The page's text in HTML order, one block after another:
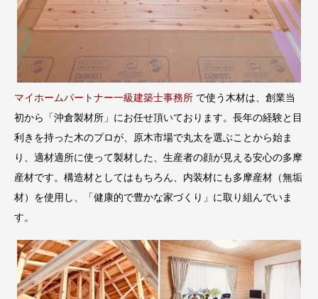
マイホームパートナー一級建築士事務所 で使う木材は、創業当
初から「沖倉製材所」にお任せ頂いております。長年の経験と目
利きを持った木のプロが、原木市場で丸太を選ぶことから始ま
り、適材適所に使って製材した、生産者の顔が見える安心の多摩
産材です。構造材としてはもちろん、内装材にも多摩産材（無垢
材）を使用し、「健康的で豊かな家づくり」に取り組んでいま
す。